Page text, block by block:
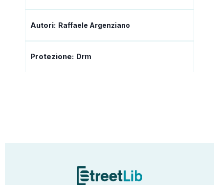
Autori: Raffaele Argenziano
Protezione: Drm